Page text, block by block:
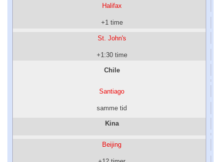
Halifax
+1 time
St. John's
+1:30 time
Chile
Santiago
samme tid
Kina
Beijing